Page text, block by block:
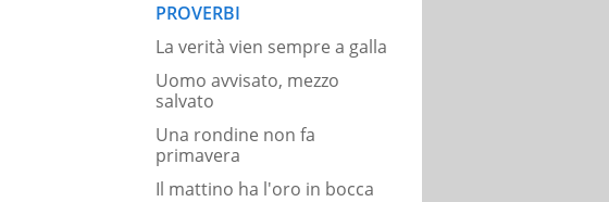
PROVERBI
La verità vien sempre a galla
Uomo avvisato, mezzo
salvato
Una rondine non fa
primavera
Il mattino ha l'oro in bocca